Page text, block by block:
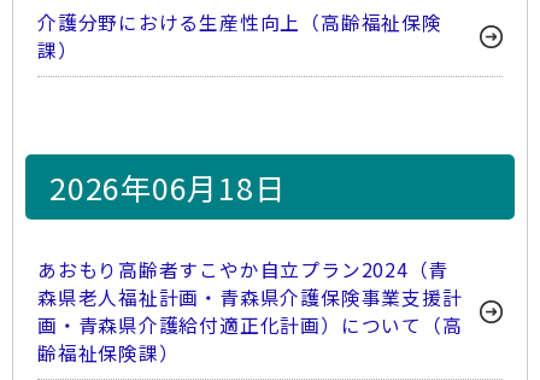
介護分野における生産性向上（高齢福祉保険
課）
2026年06月18日
あおもり高齢者すこやか自立プラン2024（青
森県老人福祉計画・青森県介護保険事業支援計
画・青森県介護給付適正化計画）について（高
齢福祉保険課）